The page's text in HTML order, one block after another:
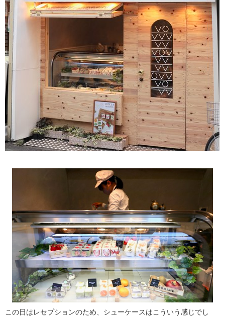
この日はレセプションのため、シューケースはこういう感じでし